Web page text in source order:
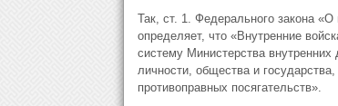
Так, ст. 1. Федерального закона
определяет, что «Внутренние
систему Министерства
личности, общества и
противоправных посягательств».